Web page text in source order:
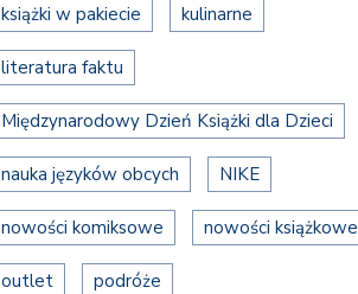
książki w pakiecie kulinarne
literatura faktu
Międzynarodowy Dzień Książki dla Dzieci
nauka języków obcych NIKE
nowości komiksowe nowości książkowe
outlet podróże